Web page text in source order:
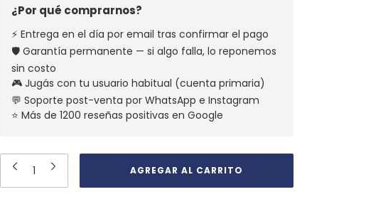
¿Por qué comprarnos?
⚡ Entrega en el día por email tras confirmar el pago
🛡️ Garantía permanente — si algo falla, lo reponemos
sin costo
🎮 Jugás con tu usuario habitual (cuenta primaria)
💬 Soporte post-venta por WhatsApp e Instagram
⭐ Más de 1200 reseñas positivas en Google